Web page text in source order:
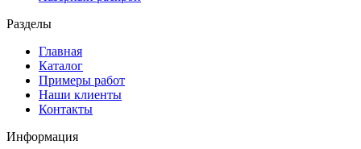
Разделы
Главная
Каталог
Примеры работ
Наши клиенты
Контакты
Информация